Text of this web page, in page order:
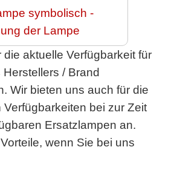
die aktuelle Verfügbarkeit für
/ Brand
Wir bieten uns auch für die
bei zur Zeit
Ersatzlampen an.
wenn Sie bei uns